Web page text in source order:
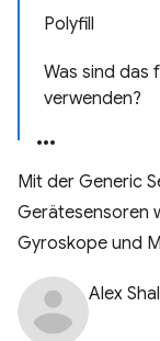
Polyfill
Was sind das
verwenden?
Mit der Generic
Gerätesensoren
Gyroskope und
Alex